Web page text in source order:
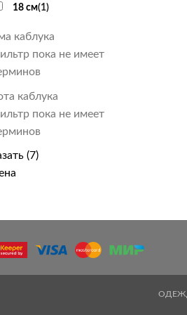
18 см(1)
каблука
пока не имеет
каблука
пока не имеет
(7)